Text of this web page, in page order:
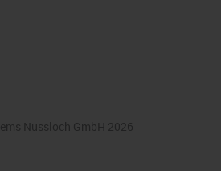
Nussloch GmbH 2026